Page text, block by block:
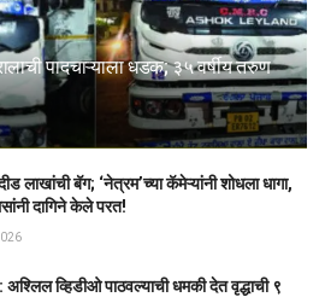
पादचाऱ्याला धडक; ३५ वर्षीय तरुण
दीड लाखांची बॅग; ‘नेत्रम’च्या कॅमेऱ्यांनी शोधला धागा,
दागिने केले परत!
व्हिडीओ पाठवल्याची धमकी देत वृद्धाची ९